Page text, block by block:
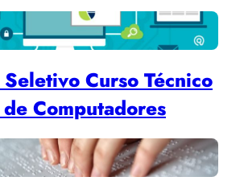
Curso Técnico
Computadores